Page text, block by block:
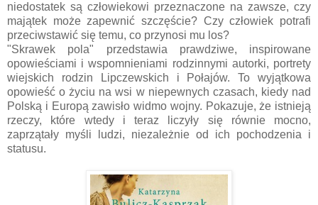
niedostatek są człowiekowi przeznaczone na zawsze, czy
majątek może zapewnić szczęście? Czy człowiek potrafi
przeciwstawić się temu, co przynosi mu los?
"Skrawek pola" przedstawia prawdziwe, inspirowane
opowieściami i wspomnieniami rodzinnymi autorki, portrety
wiejskich rodzin Lipczewskich i Połajów. To wyjątkowa
opowieść o życiu na wsi w niepewnych czasach, kiedy nad
Polską i Europą zawisło widmo wojny. Pokazuje, że istnieją
rzeczy, które wtedy i teraz liczyły się równie mocno,
zaprzątały myśli ludzi, niezależnie od ich pochodzenia i
statusu.